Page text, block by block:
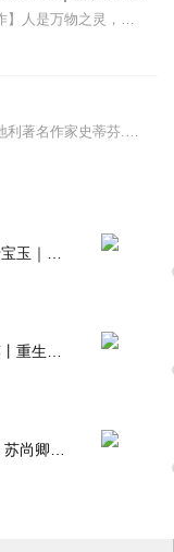
内容简介【黑暗文反派流封神之作】人是万物之灵，蛊是天地真精。一个穿越者不断重生的故事。一个养蛊、炼蛊、用蛊的奇特世界。配音组（男角色）老宝玉旁白...
网络著名播客肖慧倾情演播由奥地利著名作家史蒂芬.茨威格所创作的著名中篇小说《一个陌生女人的来信》。小说以书信的形式讲述了一位女子在弥留之际，在她死去的孩子身旁，...